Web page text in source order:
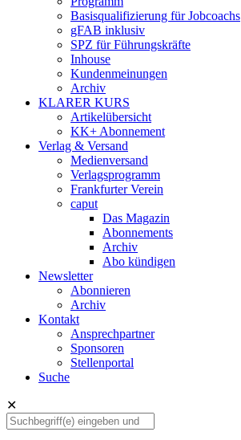
Basisqualifizierung für Jobcoachs
gFAB inklusiv
SPZ für Führungskräfte
Inhouse
Kundenmeinungen
Archiv
KLARER KURS
Artikelübersicht
KK+ Abonnement
Verlag & Versand
Medienversand
Verlagsprogramm
Frankfurter Verein
caput
Das Magazin
Abonnements
Archiv
Abo kündigen
Newsletter
Abonnieren
Archiv
Kontakt
Ansprechpartner
Sponsoren
Stellenportal
Suche
✕